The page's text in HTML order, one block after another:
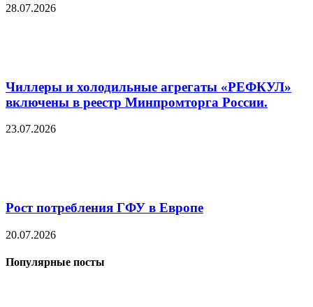
28.07.2026
Чиллеры и холодильные агрегаты «РЕФКУЛ»
включены в реестр Минпромторга России.
23.07.2026
Рост потребления ГФУ в Европе
20.07.2026
Популярные посты